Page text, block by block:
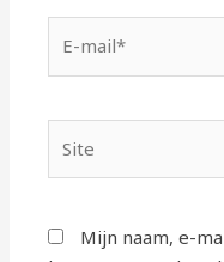
mail*
Mijn naam, e-